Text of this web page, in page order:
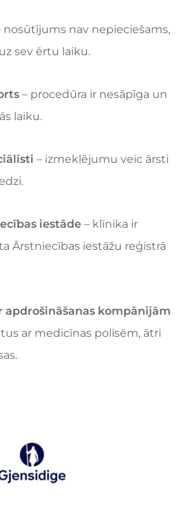
nosūtījums nav nepieciešams,
sev ērtu laiku.
– procedūra ir nesāpīga un
laiku.
– izmeklējumu veic ārsti
iestāde – klīnika ir
Ārstniecības iestāžu reģistrā
apdrošināšanas kompānijām
ar medicīnas polisēm, ātri